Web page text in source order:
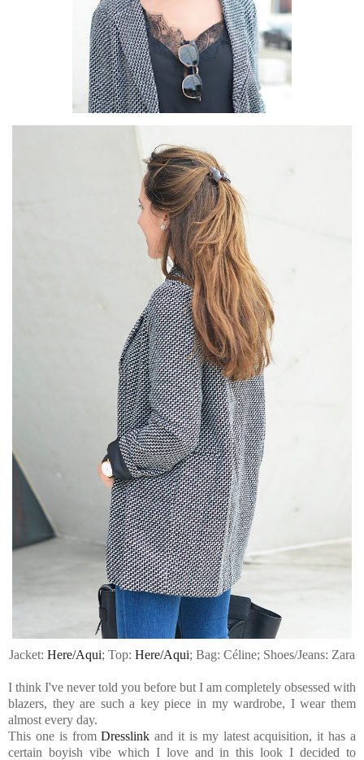
Jacket: Here/Aqui; Top: Here/Aqui; Bag: Céline; Shoes/Jeans: Zara
I think I've never told you before but I am completely obsessed with
blazers, they are such a key piece in my wardrobe, I wear them
almost every day.
This one is fromDresslink and it is my latest acquisition, it has a
certain boyish vibe which I love and in this look I decided to